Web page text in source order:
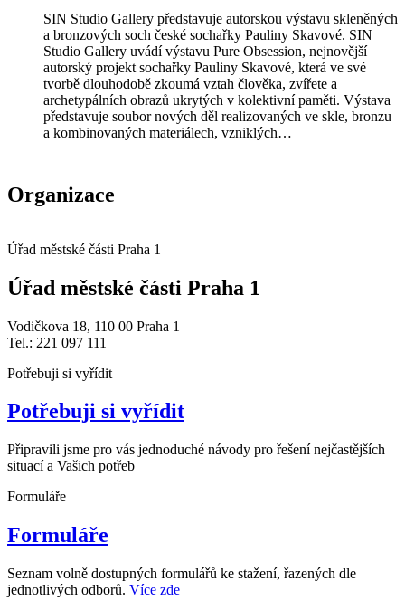
SIN Studio Gallery představuje autorskou výstavu skleněných
a bronzových soch české sochařky Pauliny Skavové. SIN
Studio Gallery uvádí výstavu Pure Obsession, nejnovější
autorský projekt sochařky Pauliny Skavové, která ve své
tvorbě dlouhodobě zkoumá vztah člověka, zvířete a
archetypálních obrazů ukrytých v kolektivní paměti. Výstava
představuje soubor nových děl realizovaných ve skle, bronzu
a kombinovaných materiálech, vzniklých…
Organizace
Úřad městské části Praha 1
Úřad městské části Praha 1
Vodičkova 18, 110 00 Praha 1
Tel.: 221 097 111
Potřebuji si vyřídit
Potřebuji si vyřídit
Připravili jsme pro vás jednoduché návody pro řešení nejčastějších
situací a Vašich potřeb
Formuláře
Formuláře
Seznam volně dostupných formulářů ke stažení, řazených dle
jednotlivých odborů. Více zde